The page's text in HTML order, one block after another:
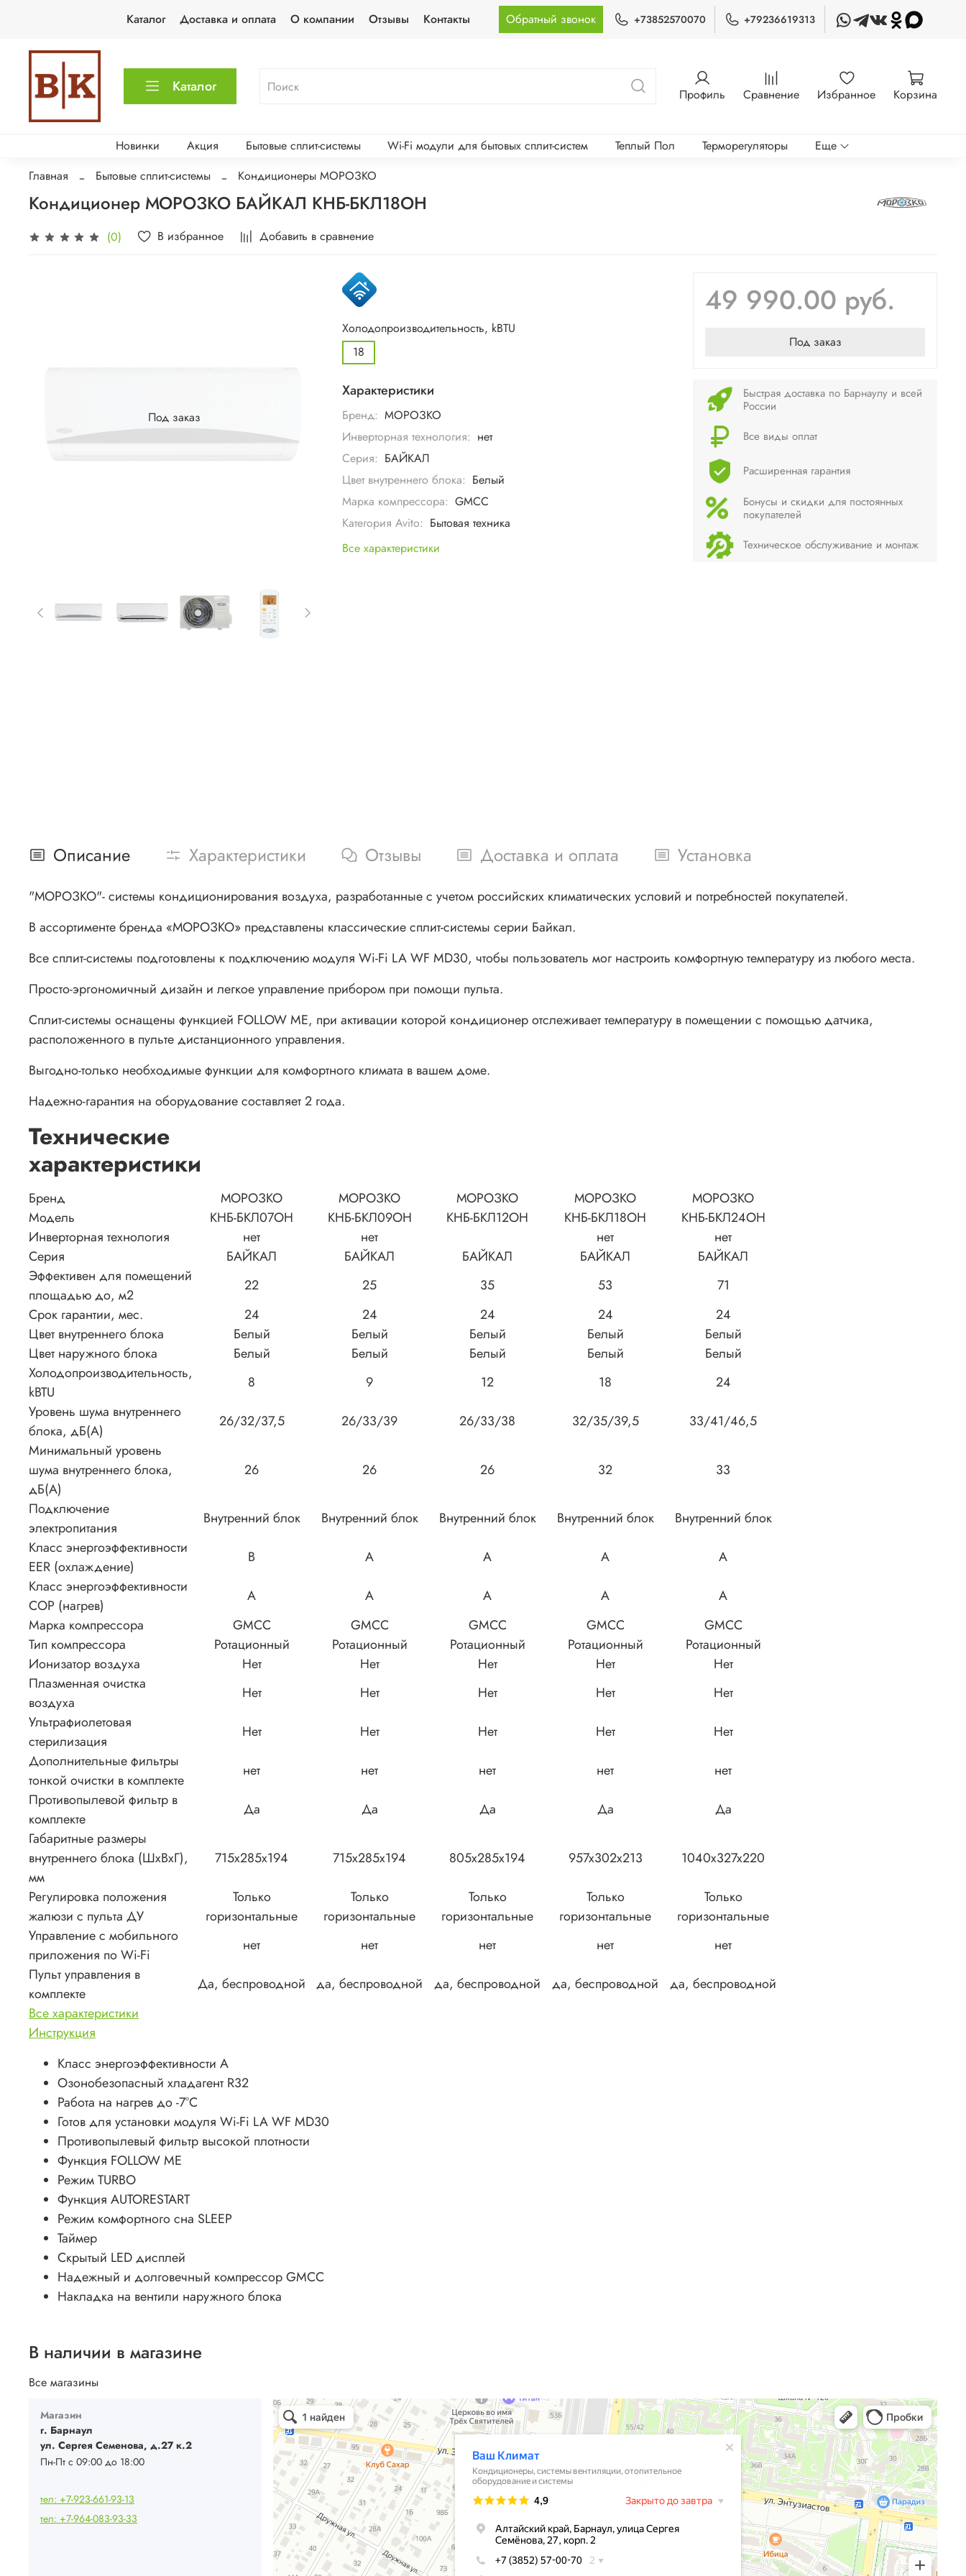
Каталог Доставка и оплата О компании Отзывы Контакты Обратный звонок +73852570070 +79236619313
Каталог Профиль Сравнение Избранное Корзина
Новинки Акция Бытовые сплит-системы Wi-Fi модули для бытовых сплит-систем Теплый Пол Терморегуляторы
Еще
Главная
Бытовые сплит-системы Кондиционеры МОРОЗКО
Кондиционер МОРОЗКО БАЙКАЛ КНБ-БКЛ18ОН
(0) В избранное Добавить в сравнение
Под заказ
Холодопроизводительность, kBTU
18
Характеристики
Бренд: МОРОЗКО
Инверторная технология: нет
Серия: БАЙКАЛ
Цвет внутреннего блока: Белый
Марка компрессора: GMCC
Категория Avito: Бытовая техника
Все характеристики
49 990.00 руб.
Под заказ
Быстрая доставка по Барнаулу и всей
России
Все виды оплат
Расширенная гарантия
Бонусы и скидки для постоянных
покупателей
Техническое обслуживание и монтаж
Описание Характеристики Отзывы Доставка и оплата Установка
"МОРОЗКО"- системы кондиционирования воздуха, разработанные с учетом российских климатических условий и потребностей покупателей.
В ассортименте бренда «МОРОЗКО» представлены классические сплит-системы серии Байкал.
Все сплит-системы подготовлены к подключению модуля Wi-Fi LA WF MD30, чтобы пользователь мог настроить комфортную температуру из любого места.
Просто-эргономичный дизайн и легкое управление прибором при помощи пульта.
Сплит-системы оснащены функцией FOLLOW ME, при активации которой кондиционер отслеживает температуру в помещении с помощью датчика,
расположенного в пульте дистанционного управления.
Выгодно-только необходимые функции для комфортного климата в вашем доме.
Надежно-гарантия на оборудование составляет 2 года.
Технические
характеристики
Бренд МОРОЗКО МОРОЗКО МОРОЗКО МОРОЗКО
МОРОЗКО
Модель
КНБ-БКЛ07ОН КНБ-БКЛ09ОН КНБ-БКЛ12ОН КНБ-БКЛ18ОН
КНБ-БКЛ24ОН
Инверторная технология
нет нет нет
нет
Серия
БАЙКАЛ БАЙКАЛ БАЙКАЛ БАЙКАЛ
БАЙКАЛ
Эффективен для помещений
площадью до, м2
22 25 35 53
71
Срок гарантии, мес.
24 24 24 24
24
Цвет внутреннего блока
Белый Белый Белый Белый
Белый
Цвет наружного блока
Белый Белый Белый Белый
Белый
Холодопроизводительность,
kBTU
8 9 12 18
24
Уровень шума внутреннего
блока, дБ(А)
26/32/37,5 26/33/39 26/33/38 32/35/39,5
33/41/46,5
Минимальный уровень
шума внутреннего блока,
дБ(А)
26 26 26 32 33
Подключение
электропитания
Внутренний блок Внутренний блок Внутренний блок Внутренний блок
Внутренний блок
Класс энергоэффективности
EER (охлаждение)
B A A A
A
Класс энергоэффективности
COP (нагрев)
A A A A
A
Марка компрессора
GMCC GMCC GMCC GMCC
GMCC
Тип компрессора
Ротационный Ротационный Ротационный Ротационный
Ротационный
Ионизатор воздуха
Нет Нет Нет Нет
Нет
Плазменная очистка
воздуха
Нет Нет Нет Нет
Нет
Ультрафиолетовая
стерилизация
Нет Нет Нет Нет
Нет
Дополнительные фильтры
тонкой очистки в комплекте
нет нет нет нет
нет
Противопылевой фильтр в
комплекте
Да Да Да Да
Да
Габаритные размеры
внутреннего блока (ШxВxГ),
мм
715x285x194 715x285x194 805x285x194 957x302x213 1040x327x220
Регулировка положения
жалюзи с пульта ДУ
Только
горизонтальные
Только
горизонтальные
Только
горизонтальные
Только
горизонтальные
Только
горизонтальные
Управление c мобильного
приложения по Wi-Fi
нет нет нет нет
нет
Пульт управления в
комплекте
Да, беспроводной да, беспроводной да, беспроводной да, беспроводной
да, беспроводной
Все характеристики
Инструкция
Класс энергоэффективности А
Озонобезопасный хладагент R32
Работа на нагрев до -7°C
Готов для установки модуля Wi-Fi LA WF MD30
Противопылевый фильтр высокой плотности
Функция FOLLOW ME
Режим TURBO
Функция AUTORESTART
Режим комфортного сна SLEEP
Таймер
Скрытый LED дисплей
Надежный и долговечный компрессор GMCC
Накладка на вентили наружного блока
В наличии в магазине
Все магазины
Магазин
г. Барнаул
ул. Сергея Семенова, д.27 к.2
Пн-Пт с 09:00 до 18:00
тел: +7-923-661-93-13
тел: +7-964-083-93-33
Ваш Климат
Кондиционеры в Барнауле
Системы вентиляции в Барнауле